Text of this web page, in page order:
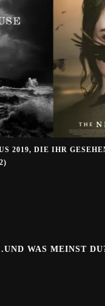
2019, DIE IHR
WAS MEINST